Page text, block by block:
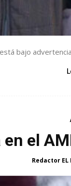
bajo
el
Redactor EL